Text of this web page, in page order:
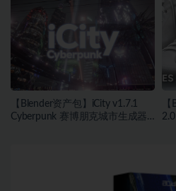
【Blender资产包】iCity v1.7.1
Cyberpunk 赛博朋克城市生成器